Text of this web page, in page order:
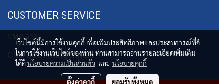
CUSTOMER SERVICE
บทความ
Club 365 Fitting Studio
เว็บไซต์นี้มีการใช้งานคุกกี้ เพื่อเพิ่มประสิทธิภาพและประสบการณ์ที่ดี
ในการใช้งานเว็บไซต์ของท่าน ท่านสามารถอ่านรายละเอียดเพิ่มเติม
ได้ที่นโยบายความเป็นส่วนตัว และ นโยบายคุกกี้
ตั้งค่าคุกกี้ ยอมรับทั้งหมด